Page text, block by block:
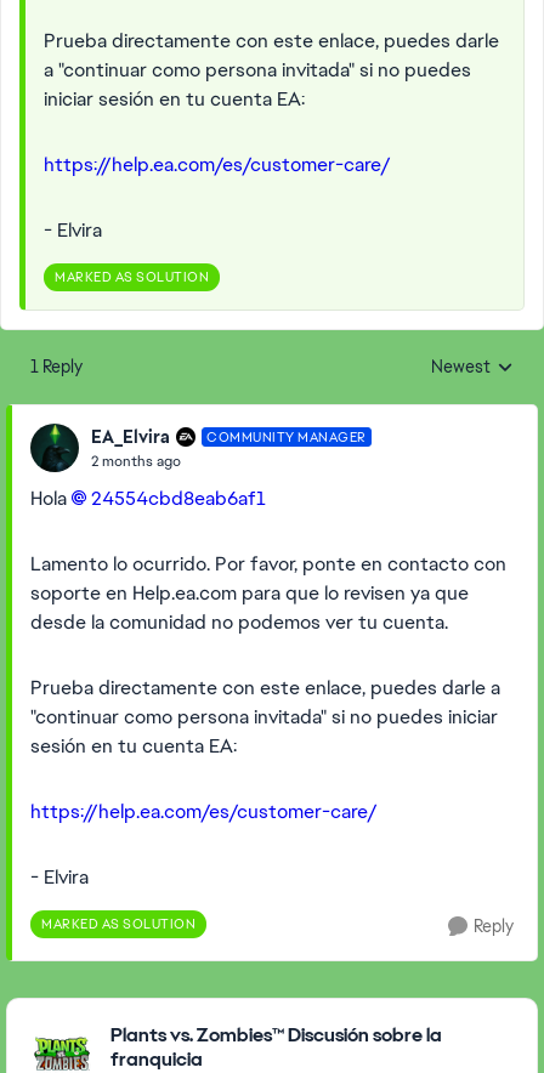
Prueba directamente con este enlace, puedes darle
a "continuar como persona invitada" si no puedes
iniciar sesión en tu cuenta EA:
https://help.ea.com/es/customer-care/
- Elvira
MARKED AS SOLUTION
1 Reply Replies sorted
Newest
EA_Elvira COMMUNITY MANAGER
2 months ago
Hola 24554cbd8eab6af1​
Lamento lo ocurrido. Por favor, ponte en contacto con
soporte en Help.ea.com para que lo revisen ya que
desde la comunidad no podemos ver tu cuenta.
Prueba directamente con este enlace, puedes darle a
"continuar como persona invitada" si no puedes iniciar
sesión en tu cuenta EA:
https://help.ea.com/es/customer-care/
- Elvira
MARKED AS SOLUTION Reply
Featured Places
Plants vs. Zombies™ Discusión sobre la
franquicia